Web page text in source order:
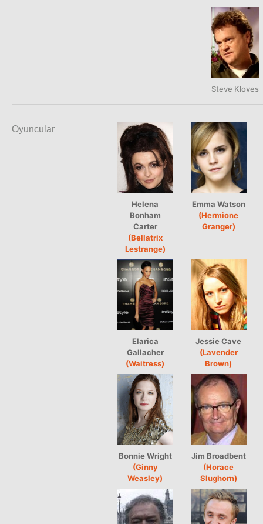
Steve Kloves
Oyuncular
Helena
Bonham
Carter
(Bellatrix
Lestrange)
Emma Watson
(Hermione
Granger)
Elarica
Gallacher
(Waitress)
Jessie Cave
(Lavender
Brown)
Bonnie Wright
(Ginny
Weasley)
Jim Broadbent
(Horace
Slughorn)